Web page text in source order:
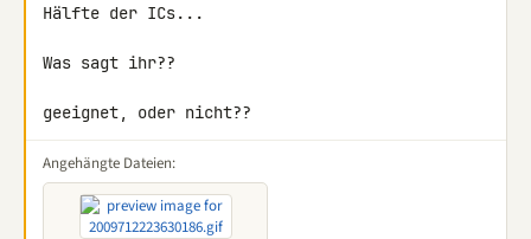
Hälfte der ICs...
Was sagt ihr??
geeignet, oder nicht??
Angehängte Dateien: